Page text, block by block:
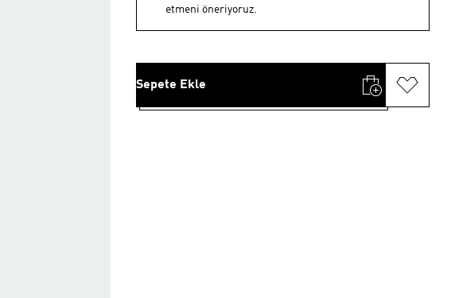
etmeni öneriyoruz.
Sepete Ekle